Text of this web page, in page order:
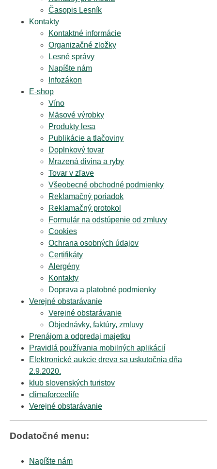
Časopis Lesník
Kontakty
Kontaktné informácie
Organizačné zložky
Lesné správy
Napíšte nám
Infozákon
E-shop
Víno
Mäsové výrobky
Produkty lesa
Publikácie a tlačoviny
Doplnkový tovar
Mrazená divina a ryby
Tovar v zľave
Všeobecné obchodné podmienky
Reklamačný poriadok
Reklamačný protokol
Formulár na odstúpenie od zmluvy
Cookies
Ochrana osobných údajov
Certifikáty
Alergény
Kontakty
Doprava a platobné podmienky
Verejné obstarávanie
Verejné obstarávanie
Objednávky, faktúry, zmluvy
Prenájom a odpredaj majetku
Pravidlá používania mobilných aplikácií
Elektronické aukcie dreva sa uskutočnia dňa
2.9.2020.
klub slovenských turistov
climaforceelife
Verejné obstarávanie
Dodatočné menu:
Napíšte nám